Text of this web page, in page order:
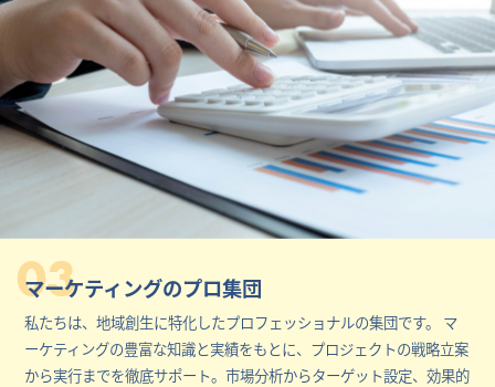
03
マーケティングのプロ集団
私たちは、地域創生に特化したプロフェッショナルの集団です。 マ
ーケティングの豊富な知識と実績をもとに、プロジェクトの戦略立案
から実行までを徹底サポート。市場分析からターゲット設定、効果的